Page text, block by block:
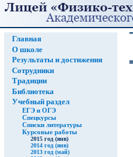
Главная
О школе
Результаты и достижения
Сотрудники
Традиции
Библиотека
Учебный раздел
ЕГЭ и ОГЭ
Спецкурсы
Списки литературы
Курсовые работы
2015 год (янв)
2014 год (янв)
2013 год (май)